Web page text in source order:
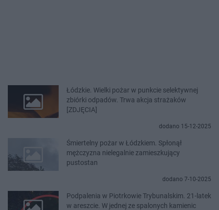
Łódzkie. Wielki pożar w punkcie selektywnej
zbiórki odpadów. Trwa akcja strażaków
[ZDJĘCIA]
dodano 15-12-2025
Śmiertelny pożar w Łódzkiem. Spłonął
mężczyzna nielegalnie zamieszkujący
pustostan
dodano 7-10-2025
Podpalenia w Piotrkowie Trybunalskim. 21-latek
w areszcie. W jednej ze spalonych kamienic